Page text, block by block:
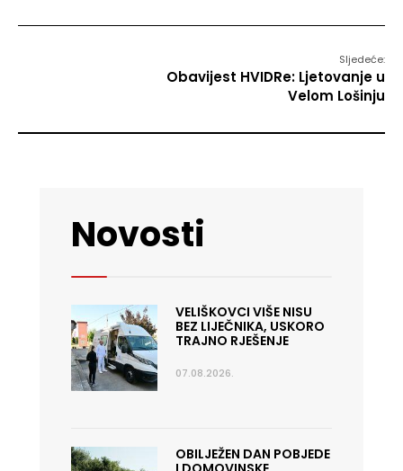
Sljedeće:
Obavijest HVIDRe: Ljetovanje u
Velom Lošinju
Novosti
VELIŠKOVCI VIŠE NISU
BEZ LIJEČNIKA, USKORO
TRAJNO RJEŠENJE
07.08.2026.
OBILJEŽEN DAN POBJEDE